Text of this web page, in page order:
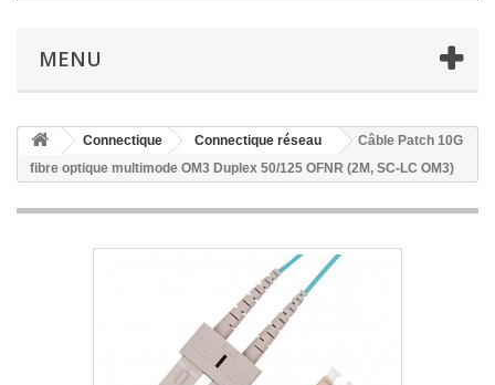
MENU
Connectique Connectique réseau
Câble Patch 10G
fibre optique multimode OM3 Duplex 50/125 OFNR (2M, SC-LC OM3)